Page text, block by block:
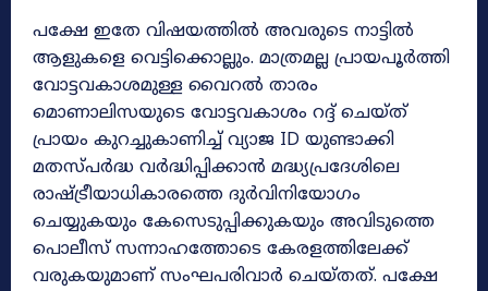
പക്ഷേ ഇതേ വിഷയത്തിൽ അവരുടെ നാട്ടിൽ
ആളുകളെ വെട്ടിക്കൊല്ലും. മാത്രമല്ല പ്രായപൂർത്തി
വോട്ടവകാശമുള്ള വൈറൽ താരം
മൊണാലിസയുടെ വോട്ടവകാശം റദ്ദ് ചെയ്‌ത്‌
പ്രായം കുറച്ചുകാണിച്ച് വ്യാജ ID യുണ്ടാക്കി
മതസ്പർദ്ധ വർദ്ധിപ്പിക്കാൻ മദ്ധ്യപ്രദേശിലെ
രാഷ്‌ട്രീയാധികാരത്തെ ദുർവിനിയോഗം
ചെയ്യുകയും കേസെടുപ്പിക്കുകയും അവിടുത്തെ
പൊലീസ് സന്നാഹത്തോടെ കേരളത്തിലേക്ക്
വരുകയുമാണ് സംഘപരിവാർ ചെയ്തത്. പക്ഷേ